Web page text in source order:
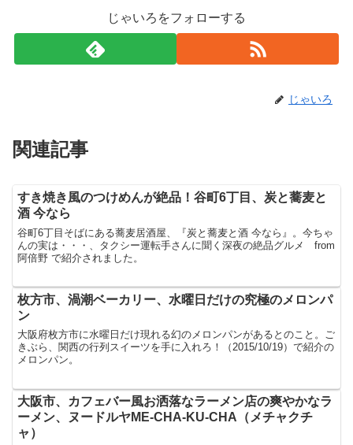
じゃいろをフォローする
じゃいろ
関連記事
すき焼き風のつけめんが絶品！谷町6丁目、炭と蕎麦と
酒 今なら
谷町6丁目そばにある蕎麦居酒屋、『炭と蕎麦と酒 今なら』。今ちゃ
んの実は・・・、タクシー運転手さんに聞く深夜の絶品グルメ from
阿倍野 で紹介されました。
枚方市、渦潮ベーカリー、水曜日だけの究極のメロンパ
ン
大阪府枚方市に水曜日だけ現れる幻のメロンパンがあるとのこと。ご
きぶら、関西の行列スイーツを手に入れろ！（2015/10/19）で紹介の
メロンパン。
大阪市、カフェバー風お洒落なラーメン店の爽やかなラ
ーメン、ヌードルヤME-CHA-KU-CHA（メチャクチ
ャ）